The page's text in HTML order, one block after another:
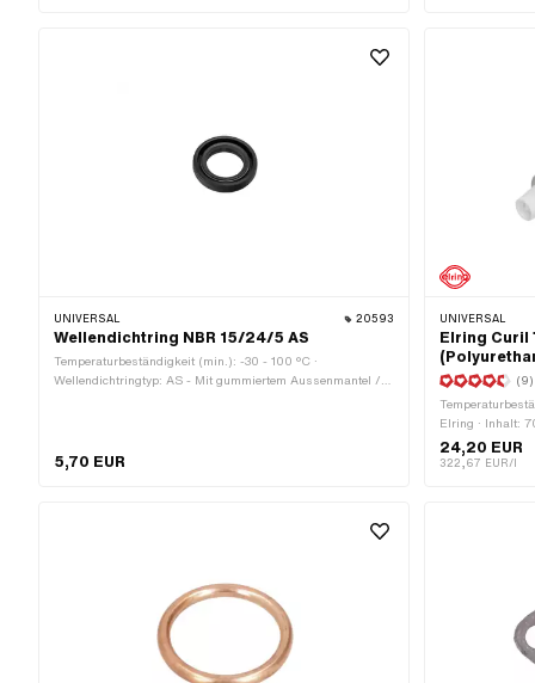
UNIVERSAL 20593
Wellendichtring NBR 15/24/5 AS
Temperaturbeständigkeit (min.): -30 - 100 °C ·
Wellendichtringtyp: AS - Mit gummiertem Aussenmantel /
5,70 EUR
UNIVERSAL
Elring Curil
(9)
Elring · Inhalt:
Chemie ·
24,20 EUR
322,67 EUR/l